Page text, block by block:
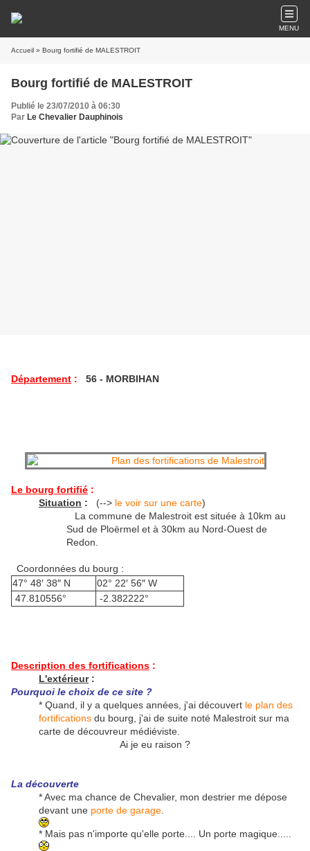
MENU
Accueil » Bourg fortifié de MALESTROIT
Bourg fortifié de MALESTROIT
Publié le 23/07/2010 à 06:30
Par Le Chevalier Dauphinois
Département : 56 - MORBIHAN
Le bourg fortifié :
Situation : (--> le voir sur une carte)
La commune de Malestroit est située à 10km au
Sud de Ploërmel et à 30km au Nord-Ouest de
Redon.
Coordonnées du bourg :
47° 48′ 38″ N
02° 22′ 56″ W
47.810556°
-2.382222°
Description des fortifications :
L'extérieur:
Pourquoi le choix de ce site ?
* Quand, il y a quelques années, j'ai découvert le plan des
fortifications du bourg, j'ai de suite noté Malestroit sur ma
carte de découvreur médiéviste.
Ai je eu raison ?
La découverte
* Avec ma chance de Chevalier, mon destrier me dépose
devant une porte de garage
* Mais pas n'importe qu'elle porte.... Un porte magique.....